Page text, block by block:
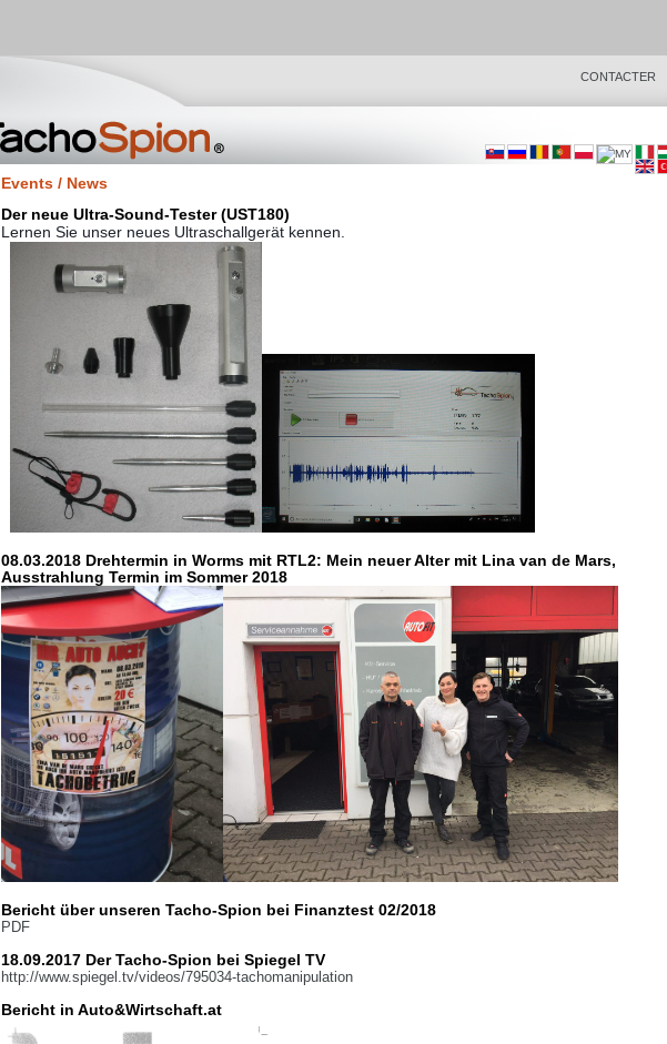
CONTACTER
Events / News
Der neue Ultra-Sound-Tester (UST180)
Lernen Sie unser neues Ultraschallgerät kennen.
08.03.2018 Drehtermin in Worms mit RTL2: Mein neuer Alter mit Lina van de Mars,
Ausstrahlung Termin im Sommer 2018
Bericht über unseren Tacho-Spion bei Finanztest 02/2018
PDF
18.09.2017 Der Tacho-Spion bei Spiegel TV
http://www.spiegel.tv/videos/795034-tachomanipulation
Bericht in Auto&Wirtschaft.at